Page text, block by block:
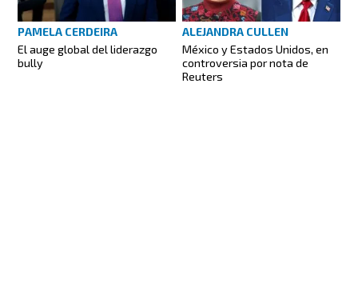
PAMELA CERDEIRA
El auge global del liderazgo
bully
ALEJANDRA CULLEN
México y Estados Unidos, en
controversia por nota de
Reuters